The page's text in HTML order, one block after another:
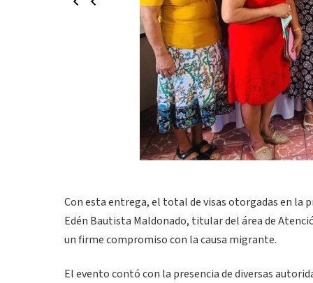
Con esta entrega, el total de visas otorgadas en la
Edén Bautista Maldonado, titular del área de
un firme compromiso con la causa migrante.
El evento contó con la presencia de diversas